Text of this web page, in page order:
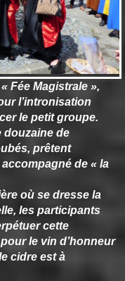
Fée Magistrale »,
l’intronisation
le petit groupe.
douzaine de
prêtent
de « la
où se dresse la
les participants
cette
le vin d’honneur
cidre est à